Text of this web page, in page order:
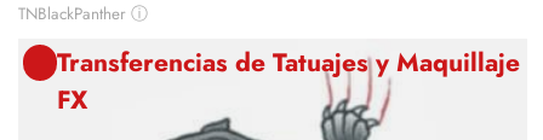
TNBlackPanther ⓘ
Transferencias de Tatuajes y Maquillaje
FX